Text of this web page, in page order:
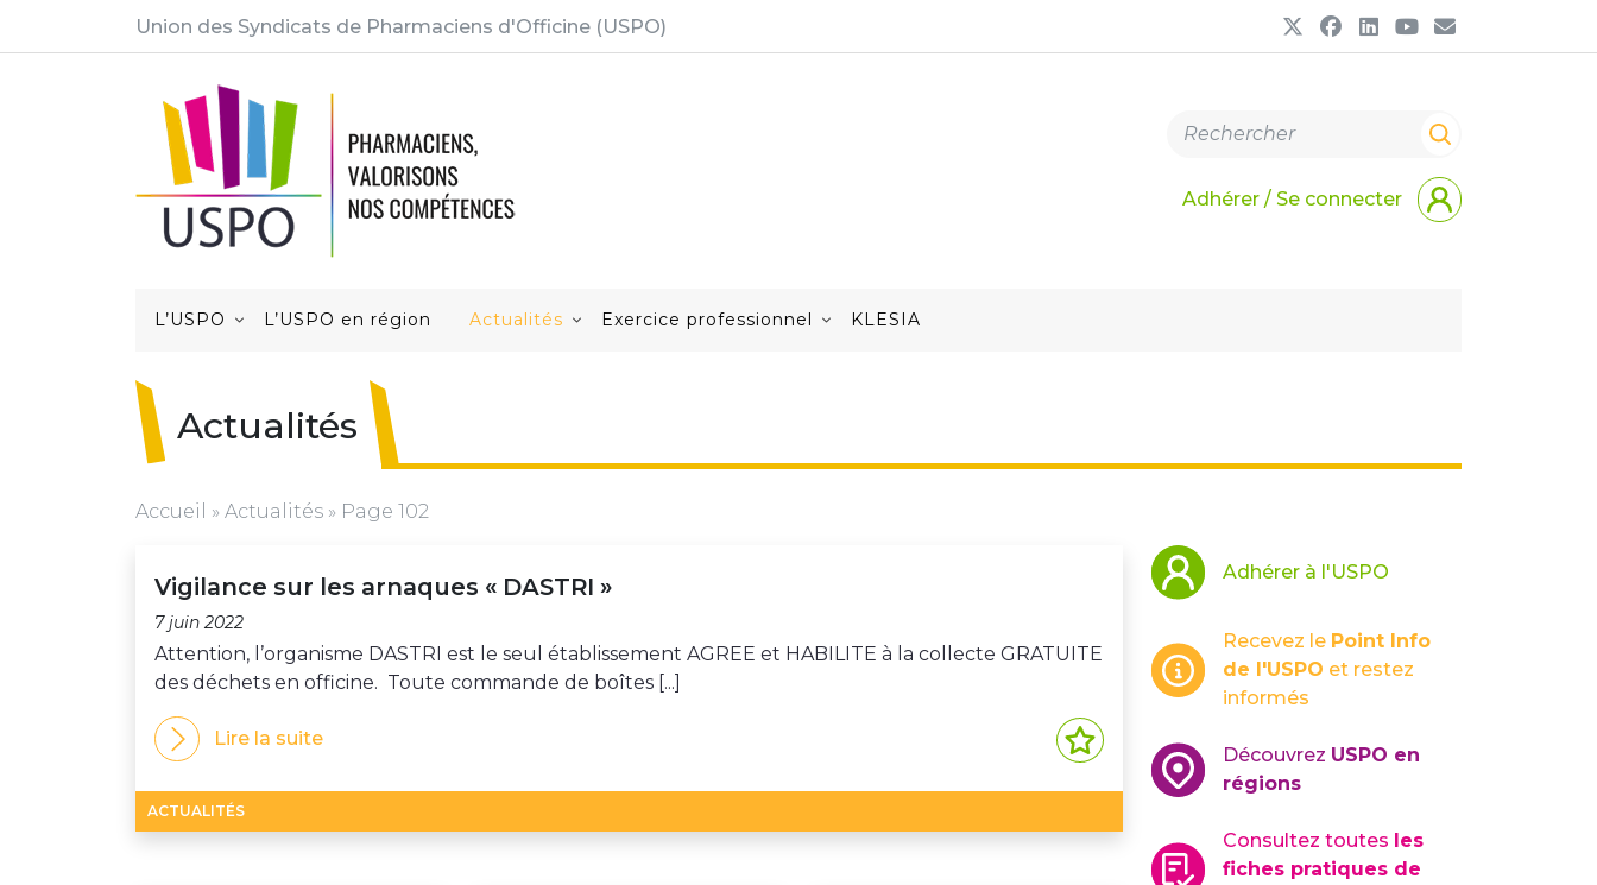
Union des Syndicats de Pharmaciens d'Officine (USPO)
Adhérer / Se connecter
L’USPO L’USPO en région Actualités Exercice professionnel KLESIA
Actualités
Accueil » Actualités » Page 102
ACTUALITÉS
Vigilance sur les arnaques « DASTRI »
7 juin 2022
Attention, l’organisme DASTRI est le seul établissement AGREE et HABILITE à la collecte GRATUITE
des déchets en officine. Toute commande de boîtes [...]
Lire la suite
Adhérer à l'USPO
Recevez le Point Info
de l'USPO et restez
informés
Découvrez USPO en
régions
Consultez toutes les
fiches pratiques de